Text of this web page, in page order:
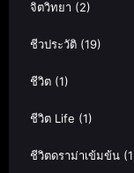
จิตวิทยา (2)
ชีวประวัติ (19)
ชีวิต (1)
ชีวิต Life (1)
ชีวิตดราม่าเข้มข้น